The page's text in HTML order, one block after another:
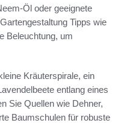
Öl oder geeignete
Tipps wie
Beleuchtung, um
Kräuterspirale, ein
entlang eines
Sie Quellen wie Dehner,
Baumschulen für robuste